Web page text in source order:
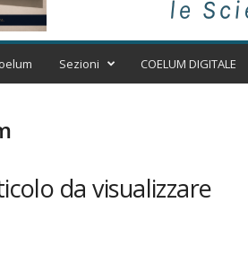
C
t
Sezioni COELUM DIGITALE
da visualizzare